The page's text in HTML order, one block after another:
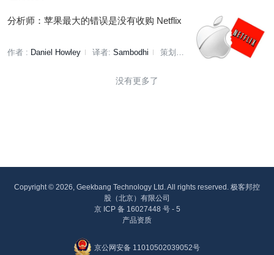
分析师：苹果最大的错误是没有收购 Netflix
作者 : Daniel Howley 译者: Sambodhi
策划:
没有更多了
Copyright © 2026, Geekbang Technology Ltd. All rights reserved. 极客邦控
股（北京）有限公司
京 ICP 备 16027448 号 - 5
产品资质
京公网安备 11010502039052号